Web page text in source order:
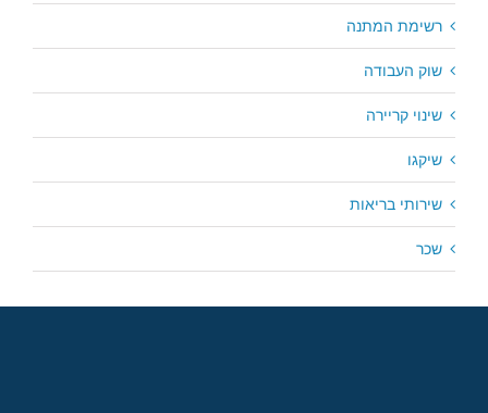
רשימת המתנה
שוק העבודה
שינוי קריירה
שיקגו
שירותי בריאות
שכר